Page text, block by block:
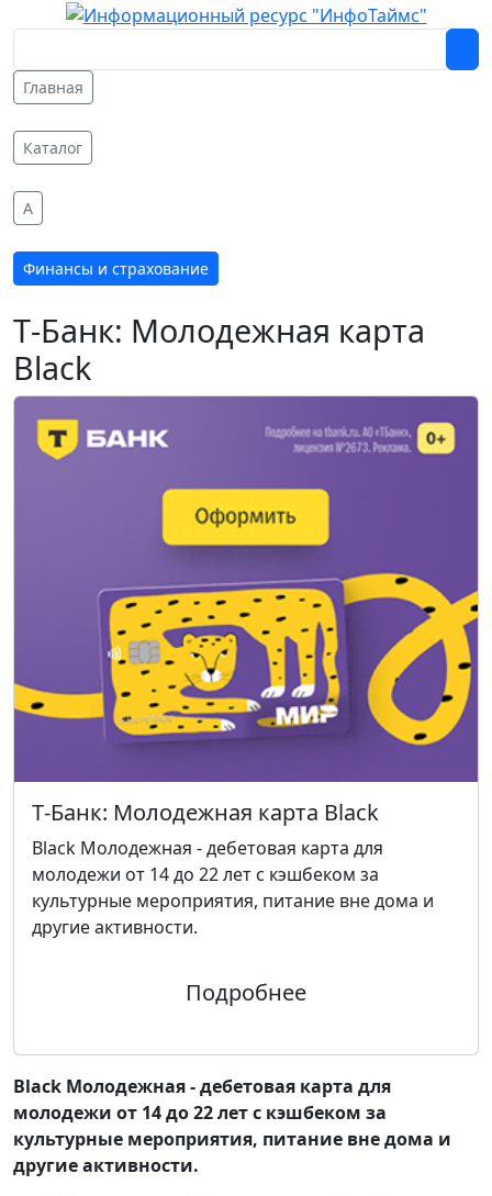
Главная
Каталог
A
Финансы и страхование
Т‑Банк: Молодежная карта
Black
Т‑Банк: Молодежная карта Black
Black Молодежная - дебетовая карта для
молодежи от 14 до 22 лет с кэшбеком за
культурные мероприятия, питание вне дома и
другие активности.
Black Молодежная - дебетовая карта для
молодежи от 14 до 22 лет с кэшбеком за
культурные мероприятия, питание вне дома и
другие активности.